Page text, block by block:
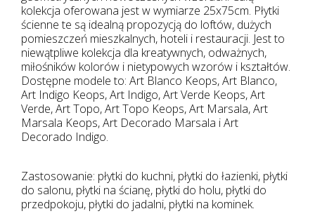
kolekcja oferowana jest w wymiarze 25x75cm. Płytki
ścienne te są idealną propozycją do loftów, dużych
pomieszczeń mieszkalnych, hoteli i restauracji. Jest to
niewątpliwe kolekcja dla kreatywnych, odważnych,
miłośników kolorów i nietypowych wzorów i kształtów.
Dostępne modele to: Art Blanco Keops, Art Blanco,
Art Indigo Keops, Art Indigo, Art Verde Keops, Art
Verde, Art Topo, Art Topo Keops, Art Marsala, Art
Marsala Keops, Art Decorado Marsala i Art
Decorado Indigo.
Zastosowanie: płytki do kuchni, płytki do łazienki, płytki
do salonu, płytki na ścianę, płytki do holu, płytki do
przedpokoju, płytki do jadalni, płytki na kominek.